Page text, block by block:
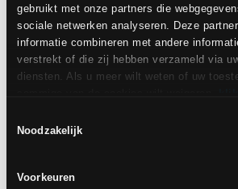
gebruikt met onze partners die
sociale netwerken analyseren. Deze
informatie combineren met andere
verstrekt of die zij hebben verzameld via
diensten. Als u meer wilt weten of uw
accepteren" te klikken. Als u geen
Noodzakelijk
Voorkeuren
30x60 cm - R11,